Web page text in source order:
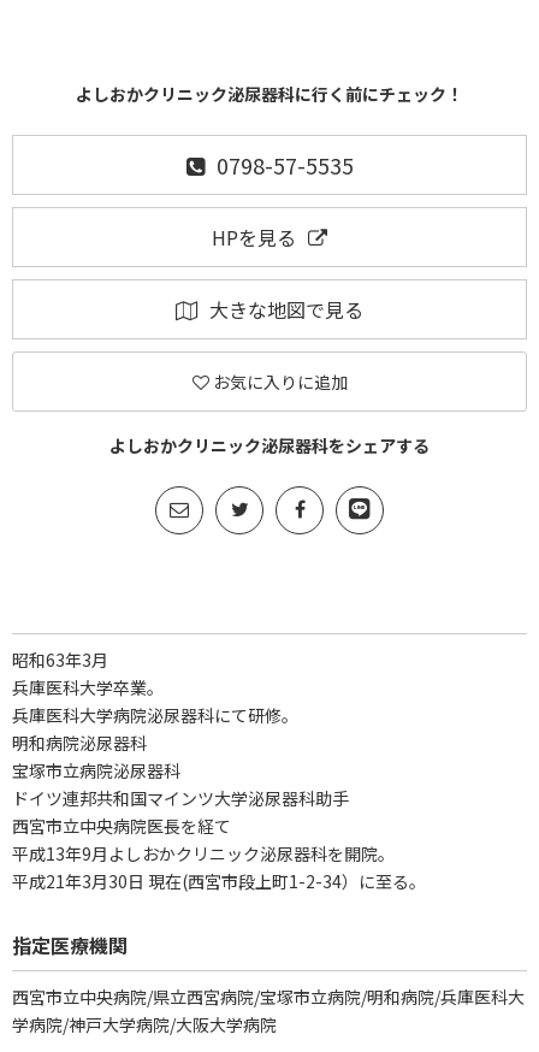
よしおかクリニック泌尿器科に行く前にチェック！
0798-57-5535
HPを見る
大きな地図で見る
お気に入りに追加
よしおかクリニック泌尿器科をシェアする
昭和63年3月
兵庫医科大学卒業。
兵庫医科大学病院泌尿器科にて研修。
明和病院泌尿器科
宝塚市立病院泌尿器科
ドイツ連邦共和国マインツ大学泌尿器科助手
西宮市立中央病院医長を経て
平成13年9月よしおかクリニック泌尿器科を開院。
平成21年3月30日 現在(西宮市段上町1-2-34）に至る。
指定医療機関
西宮市立中央病院/県立西宮病院/宝塚市立病院/明和病院/兵庫医科大
学病院/神戸大学病院/大阪大学病院